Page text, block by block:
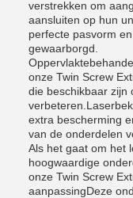
verstrekken om
aansluiten op hun
perfecte pasvorm
gewaarborgd.
onze Twin Screw
die beschikbaar zijn
extra bescherming
van de onderdelen
Als het gaat om het
hoogwaardige
onze Twin Screw
aanpassingDeze